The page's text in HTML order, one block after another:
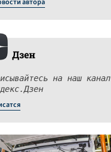
автора
Дзен
на наш канал